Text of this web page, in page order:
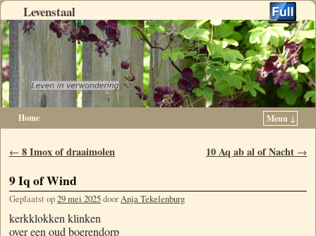
Levenstaal
Home Menu ↓
Berichtnavigatie
← 8 Imox of draaimolen 10 Aq ab al of Nacht →
9 Iq of Wind
Geplaatst op29 mei 2025doorAnja Tekelenburg
kerkklokken klinken
over een oud boerendorp